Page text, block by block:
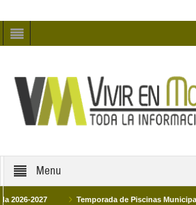
Menu
Temporada de Piscinas Municipales 2026